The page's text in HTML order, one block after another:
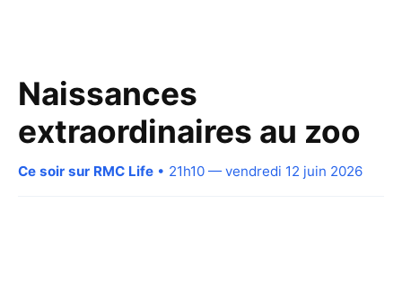
Naissances
extraordinaires au zoo
Ce soir sur RMC Life • 21h10 — vendredi 12 juin 2026